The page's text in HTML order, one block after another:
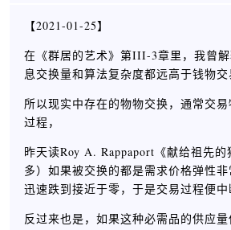
【2021-01-25】
在《群居的艺术》第III-3章里，我曾
息交换量和算法复杂度都远高于钱物
所以现实中存在的物物交换，通常交
过程，
昨天读Roy A. Rappaport《献给祖先
多）如果被交换的都是需求价格弹性
迅速跌到接近于零，于是交易过程便
反过来也是，如果这种必需品的供应